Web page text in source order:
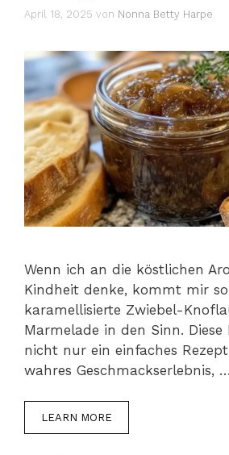
April 18, 2025 von Nonna Betty Harpe
Wenn ich an die köstlichen
Kindheit denke, kommt mir
karamellisierte Zwiebel-
Marmelade in den Sinn.
nicht nur ein einfaches
wahres Geschmackserlebnis, …
LEARN MORE